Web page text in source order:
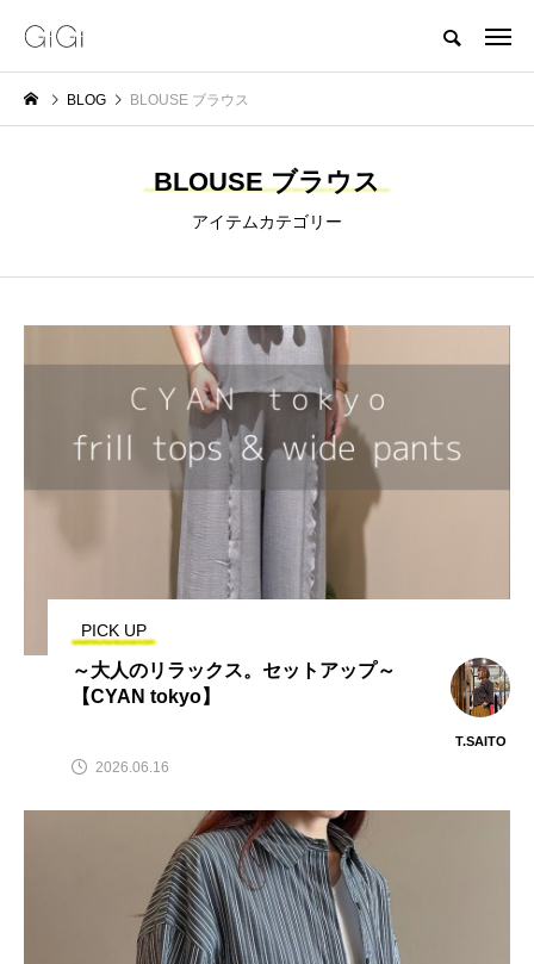
BLOG BLOUSE ブラウス
BLOUSE ブラウス
アイテムカテゴリー
PICK UP
～大人のリラックス。セットアップ～
【CYAN tokyo】
T.SAITO
2026.06.16